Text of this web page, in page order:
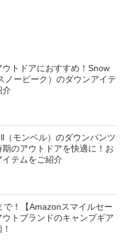
ウトドアにおすすめ！Snow
ノーピーク）のダウンアイテ
介
（モンベル）のダウンパンツ
期のアウトドアを快適に！お
イテムをご紹介
で！【Amazonスマイルセー
ウトブランドのキャンプギア